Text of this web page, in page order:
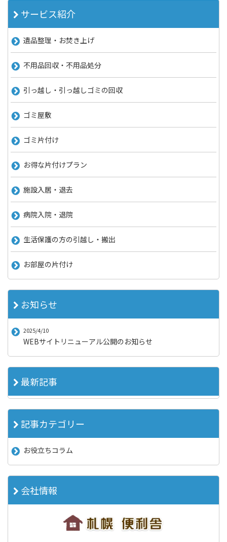
サービス紹介
遺品整理・お焚き上げ
不用品回収・不用品処分
引っ越し・引っ越しゴミの回収
ゴミ屋敷
ゴミ片付け
お得な片付けプラン
施設入居・退去
病院入院・退院
生活保護の方の引越し・搬出
お部屋の片付け
お知らせ
2025/4/10
WEBサイトリニューアル公開のお知らせ
最新記事
記事カテゴリー
お役立ちコラム
会社情報